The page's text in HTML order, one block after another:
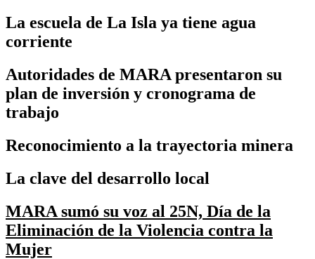
La escuela de La Isla ya tiene agua
corriente
Autoridades de MARA presentaron su
plan de inversión y cronograma de
trabajo
Reconocimiento a la trayectoria minera
La clave del desarrollo local
MARA sumó su voz al 25N, Día de la
Eliminación de la Violencia contra la
Mujer